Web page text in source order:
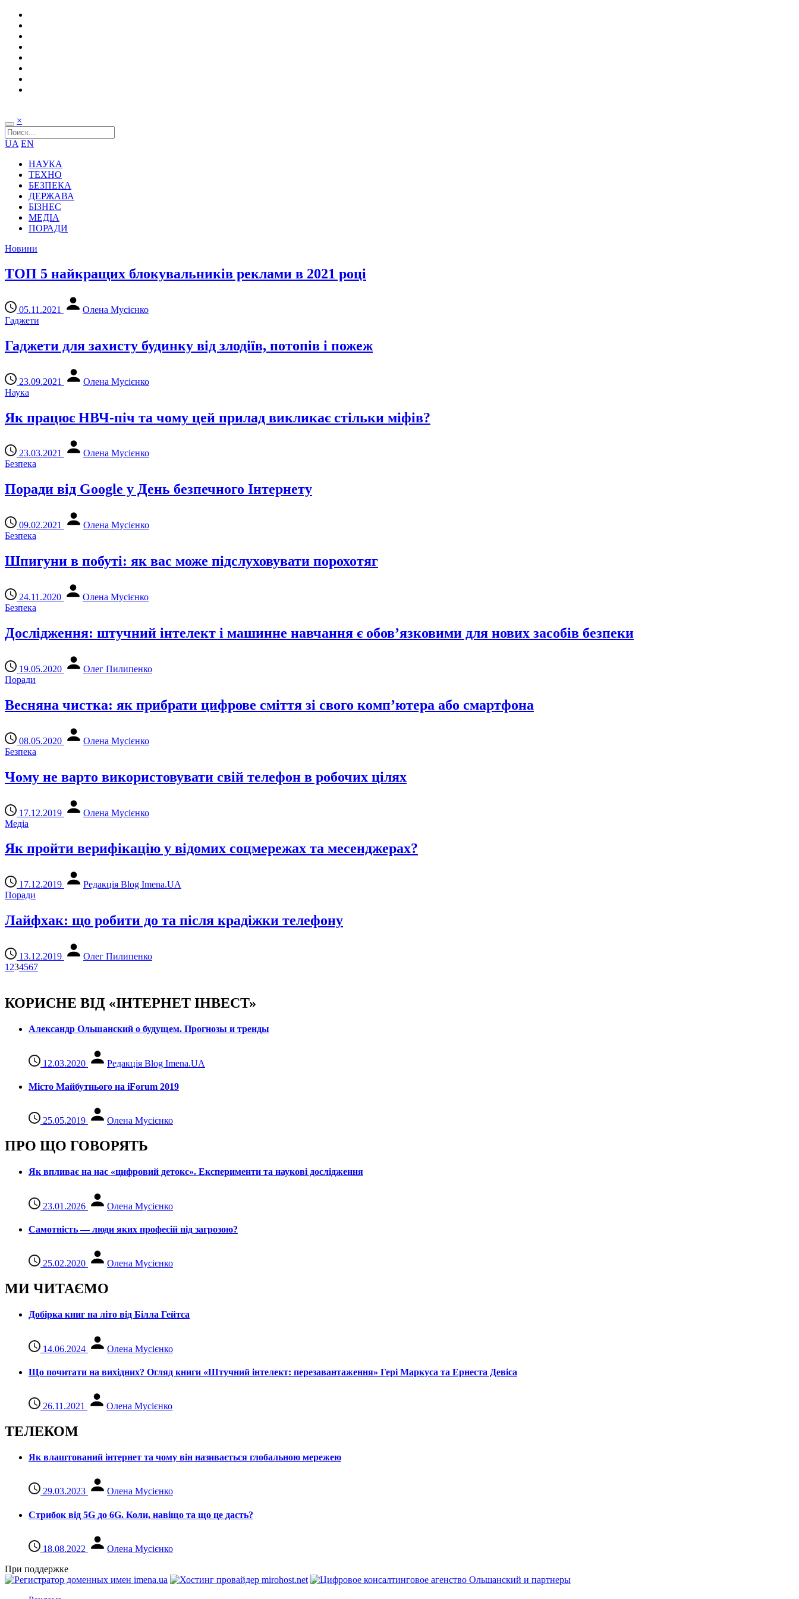
×
UA EN
НАУКА
ТЕХНО
БЕЗПЕКА
ДЕРЖАВА
БІЗНЕС
МЕДІА
ПОРАДИ
Новини
ТОП 5 найкращих блокувальників реклами в 2021 році
05.11.2021
Олена Мусієнко
Гаджети
Гаджети для захисту будинку від злодіїв, потопів і пожеж
23.09.2021
Олена Мусієнко
Наука
Як працює НВЧ-піч та чому цей прилад викликає стільки міфів?
23.03.2021
Олена Мусієнко
Безпека
Поради від Google у День безпечного Інтернету
09.02.2021
Олена Мусієнко
Безпека
Шпигуни в побуті: як вас може підслуховувати порохотяг
24.11.2020
Олена Мусієнко
Безпека
Дослідження: штучний інтелект і машинне навчання є обов’язковими для нових засобів безпеки
19.05.2020
Олег Пилипенко
Поради
Весняна чистка: як прибрати цифрове сміття зі свого комп’ютера або смартфона
08.05.2020
Олена Мусієнко
Безпека
Чому не варто використовувати свій телефон в робочих цілях
17.12.2019
Олена Мусієнко
Медіа
Як пройти верифікацію у відомих соцмережах та месенджерах?
17.12.2019
Редакція Blog Imena.UA
Поради
Лайфхак: що робити до та після крадіжки телефону
13.12.2019
Олег Пилипенко
1 234567
КОРИСНЕ ВІД «ІНТЕРНЕТ ІНВЕСТ»
Александр Ольшанский о будущем. Прогнозы и тренды
12.03.2020 Редакція Blog Imena.UA
Місто Майбутнього на iForum 2019
25.05.2019 Олена Мусієнко
ПРО ЩО ГОВОРЯТЬ
Як впливає на нас «цифровий детокс». Експерименти та наукові дослідження
23.01.2026 Олена Мусієнко
Самотність — люди яких професій під загрозою?
25.02.2020 Олена Мусієнко
МИ ЧИТАЄМО
Добірка книг на літо від Білла Гейтса
14.06.2024 Олена Мусієнко
Що почитати на вихідних? Огляд книги «Штучний інтелект: перезавантаження» Гері Маркуса та Ернеста Девіса
26.11.2021 Олена Мусієнко
ТЕЛЕКОМ
Як влаштований інтернет та чому він називається глобальною мережею
29.03.2023 Олена Мусієнко
Стрибок від 5G до 6G. Коли, навіщо та що це даcть?
18.08.2022
Олена Мусієнко
При поддержке